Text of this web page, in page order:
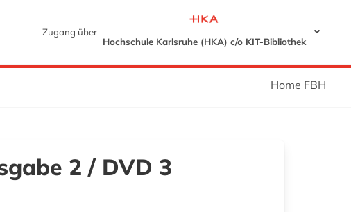
Zugang über
Hochschule Karlsruhe (HKA) c/o KIT-Bibliothek
Home FBH
2 / DVD 3